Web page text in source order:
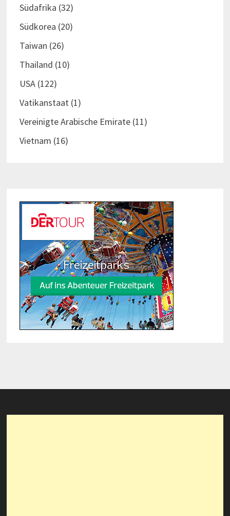
Südafrika (32)
Südkorea (20)
Taiwan (26)
Thailand (10)
USA(122)
Vatikanstaat(1)
Vereinigte Arabische Emirate(11)
Vietnam (16)